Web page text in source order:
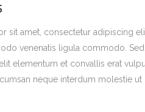
sit amet, consectetur adipiscing
venenatis ligula commodo.
elementum et convallis erat
neque interdum molestie